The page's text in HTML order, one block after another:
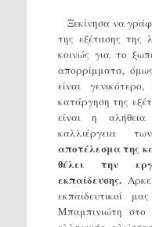
Ξεκίνησα να
της εξέτασης της
κοινώς για το
απορρίμματα,
είναι
κατάργηση της
είναι η
καλλιέργεια
αποτέλεσμα της
θέλει την
εκπαίδευσης.
εκπαιδευτικοί
Μπαμπινιώτη στο